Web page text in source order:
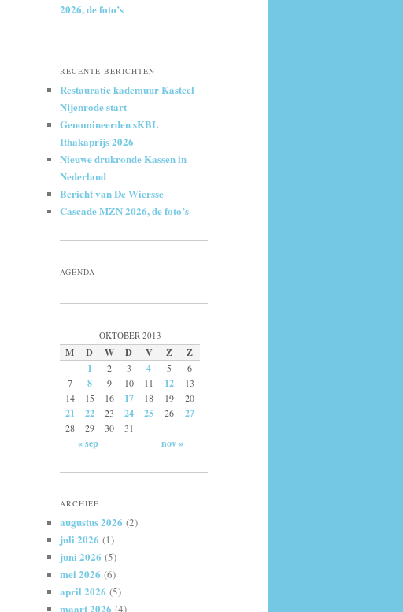
2026, de foto’s
RECENTE BERICHTEN
Restauratie kademuur Kasteel
Nijenrode start
Genomineerden sKBL
Ithakaprijs 2026
Nieuwe drukronde Kassen in
Nederland
Bericht van De Wiersse
Cascade MZN 2026, de foto’s
AGENDA
OKTOBER 2013
M D W D V Z
Z
1
2 3 4 5
6
7
8 9 10 11 12
13
14
15 16 17 18 19 20
21 22 23 24 25 26 27
28 29 30 31
« sep nov »
ARCHIEF
augustus 2026 (2)
juli 2026 (1)
juni 2026 (5)
mei 2026 (6)
april 2026 (5)
maart 2026 (4)